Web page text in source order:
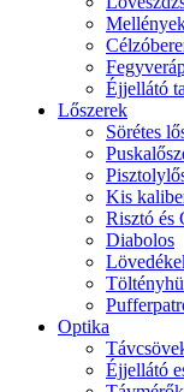
Éjjellátó
Lőszerek
Sörétes
Kis
Risztó és
Diabolos
Optika
Éjjellátó